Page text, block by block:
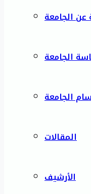
عن الجامعة
الجامعة
الجامعة
المقالات
الأرشيف